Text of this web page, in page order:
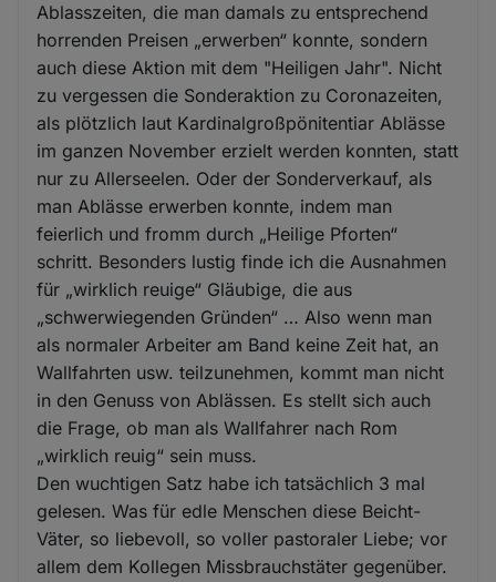
Ablasszeiten, die man damals zu entsprechend
horrenden Preisen „erwerben“ konnte, sondern
auch diese Aktion mit dem "Heiligen Jahr". Nicht
zu vergessen die Sonderaktion zu Coronazeiten,
als plötzlich laut Kardinalgroßpönitentiar Ablässe
im ganzen November erzielt werden konnten, statt
nur zu Allerseelen. Oder der Sonderverkauf, als
man Ablässe erwerben konnte, indem man
feierlich und fromm durch „Heilige Pforten“
schritt. Besonders lustig finde ich die Ausnahmen
für „wirklich reuige“ Gläubige, die aus
„schwerwiegenden Gründen“ … Also wenn man
als normaler Arbeiter am Band keine Zeit hat, an
Wallfahrten usw. teilzunehmen, kommt man nicht
in den Genuss von Ablässen. Es stellt sich auch
die Frage, ob man als Wallfahrer nach Rom
„wirklich reuig“ sein muss.
Den wuchtigen Satz habe ich tatsächlich 3 mal
gelesen. Was für edle Menschen diese Beicht-
Väter, so liebevoll, so voller pastoraler Liebe; vor
allem dem Kollegen Missbrauchstäter gegenüber.